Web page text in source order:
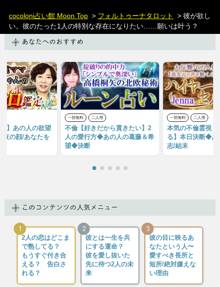
cocoloni占い館 Moon Top> フォルトゥーナタロット
> 彼が欲し
い。彼のたった1人の特別な存在になりたい……願いは叶う？
あなたへのおすすめ
】あの人の欲望
夜の顔/あなたを
一部無料 二人用
不倫【好きだから貫きたい】2
人の愛行方◆あの人の葛藤＆希
望◆決断
一部無料 二人用
本気の不倫霊視
る】本日決断◆あ
志/結末
このコンテンツの人気メニュー
1
2人の恋はどこま
で熟してる？
もうすぐ付き合
える？ 告白さ
れる？
2
彼とは一生を共
にする運命？
彼を愛し抜いた
先に待つ2人の未
来
3
彼の目に映るあ
なたという人〜
愛すべき長所と
短所/絶対嫌えな
い理由